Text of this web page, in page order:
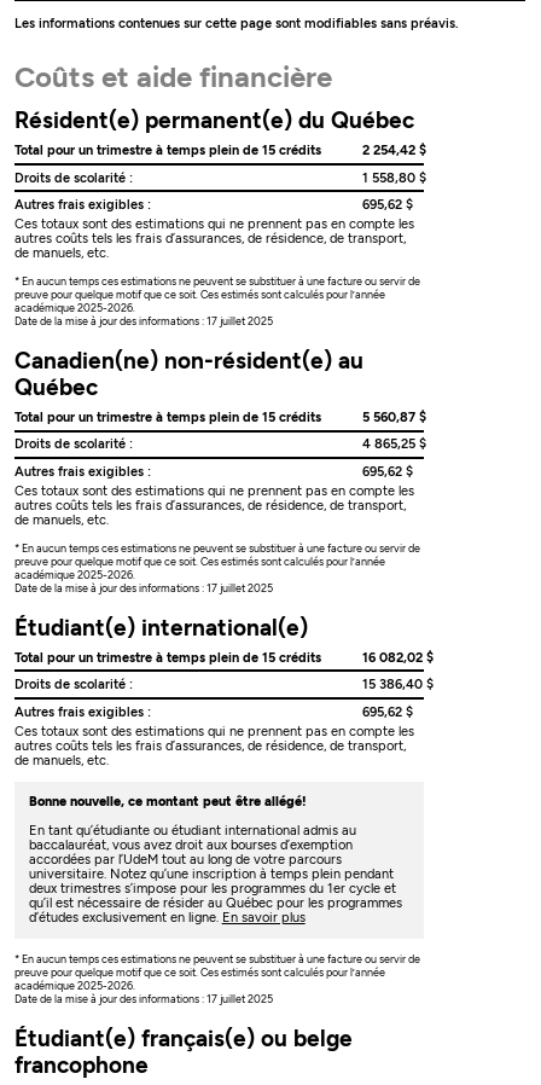
Les informations contenues sur cette page sont modifiables sans préavis.
Coûts et aide financière
Résident(e) permanent(e) du Québec
Total pour un trimestre à temps plein de 15 crédits
2 254,42 $
Droits de scolarité :
1 558,80 $
Autres frais exigibles :
695,62 $
Ces totaux sont des estimations qui ne prennent pas en compte les
autres coûts tels les frais d’assurances, de résidence, de transport,
de manuels, etc.
* En aucun temps ces estimations ne peuvent se substituer à une facture ou servir de
preuve pour quelque motif que ce soit. Ces estimés sont calculés pour l’année
académique 2025-2026.
Date de la mise à jour des informations : 17 juillet 2025
Canadien(ne) non-résident(e) au
Québec
Total pour un trimestre à temps plein de 15 crédits
5 560,87 $
Droits de scolarité :
4 865,25 $
Autres frais exigibles :
695,62 $
Ces totaux sont des estimations qui ne prennent pas en compte les
autres coûts tels les frais d’assurances, de résidence, de transport,
de manuels, etc.
* En aucun temps ces estimations ne peuvent se substituer à une facture ou servir de
preuve pour quelque motif que ce soit. Ces estimés sont calculés pour l’année
académique 2025-2026.
Date de la mise à jour des informations : 17 juillet 2025
Étudiant(e) international(e)
Total pour un trimestre à temps plein de 15 crédits
16 082,02 $
Droits de scolarité :
15 386,40 $
Autres frais exigibles :
695,62 $
Ces totaux sont des estimations qui ne prennent pas en compte les
autres coûts tels les frais d’assurances, de résidence, de transport,
de manuels, etc.
Bonne nouvelle, ce montant peut être allégé!
En tant qu’étudiante ou étudiant international admis au
baccalauréat, vous avez droit aux bourses d’exemption
accordées par l’UdeM tout au long de votre parcours
universitaire. Notez qu’une inscription à temps plein pendant
deux trimestres s’impose pour les programmes du 1er cycle et
qu’il est nécessaire de résider au Québec pour les programmes
d’études exclusivement en ligne. En savoir plus
* En aucun temps ces estimations ne peuvent se substituer à une facture ou servir de
preuve pour quelque motif que ce soit. Ces estimés sont calculés pour l’année
académique 2025-2026.
Date de la mise à jour des informations : 17 juillet 2025
Étudiant(e) français(e) ou belge
francophone